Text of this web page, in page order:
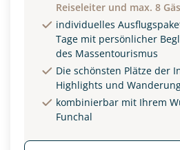
Reiseleiter und max. 8
individuelles
Tage mit persönlicher
des Massentourismus
Die schönsten Plätze der
Highlights und
kombinierbar mit Ihrem
Funchal
EZ Familienzimmer
Reisebeginn
Option 1